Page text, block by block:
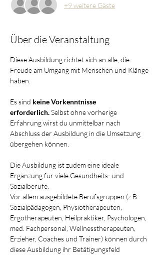
+9 weitere Gäste
Über die Veranstaltung
Diese Ausbildung richtet sich an alle, die
Freude am Umgang mit Menschen und Klänge
haben.
Es sind keine Vorkenntnisse
erforderlich. Selbst ohne vorherige
Erfahrung wirst du unmittelbar nach
Abschluss der Ausbildung in die Umsetzung
übergehen können.
Die Ausbildung ist zudem eine ideale
Ergänzung für viele Gesundheits- und
Sozialberufe.
Vor allem ausgebildete Berufsgruppen (z.B.
Sozialpädagogen, Physiotherapeuten,
Ergotherapeuten, Heilpraktiker, Psychologen,
med. Fachpersonal, Wellnesstherapeuten,
Erzieher, Coaches und Trainer) können durch
diese Ausbildung ihr Betätigungsfeld